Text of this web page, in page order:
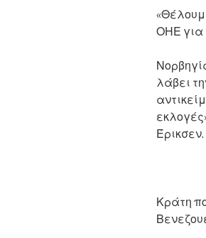
ΟΗΕ για
λάβει
Έρικσεν.
Κράτη